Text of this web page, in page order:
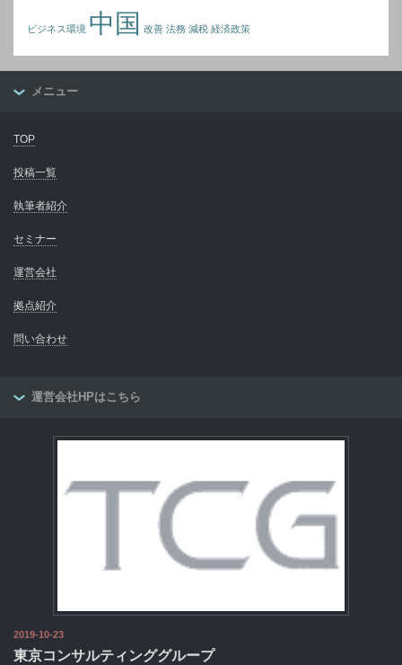
ビジネス環境 中国 改善 法務 減税 経済政策
メニュー
TOP
投稿一覧
執筆者紹介
セミナー
運営会社
拠点紹介
問い合わせ
運営会社HPはこちら
2019-10-23
東京コンサルティンググループ